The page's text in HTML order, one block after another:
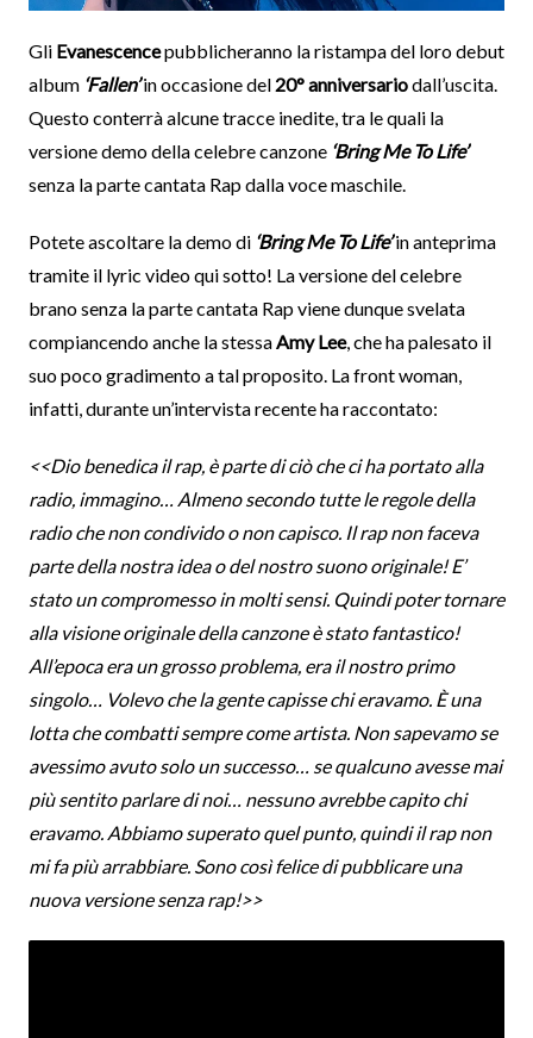
Gli Evanescencepubblicheranno la ristampa del loro debut
album ‘Fallen’in occasione del 20° anniversariodall’uscita.
Questo conterrà alcune tracce inedite, tra le quali la
versione demo della celebre canzone ‘Bring Me To Life’
senza la parte cantata Rap dalla voce maschile.
Potete ascoltare la demo di ‘Bring Me To Life’in anteprima
tramite il lyric video qui sotto! La versione del celebre
brano senza la parte cantata Rap viene dunque svelata
compiancendo anche la stessaAmy Lee, che ha palesato il
suo poco gradimento a tal proposito. La front woman,
infatti, durante un’intervista recente ha raccontato:
<<Dio benedica il rap, è parte di ciò che ci ha portato alla
radio, immagino… Almeno secondo tutte le regole della
radio che non condivido o non capisco. Il rap non faceva
parte della nostra idea o del nostro suono originale! E’
stato un compromesso in molti sensi. Quindi poter tornare
alla visione originale della canzone è stato fantastico!
All’epoca era un grosso problema, era il nostro primo
singolo… Volevo che la gente capisse chi eravamo. È una
lotta che combatti sempre come artista. Non sapevamo se
avessimo avuto solo un successo… se qualcuno avesse mai
più sentito parlare di noi… nessuno avrebbe capito chi
eravamo. Abbiamo superato quel punto, quindi il rap non
mi fa più arrabbiare. Sono così felice di pubblicare una
nuova versione senza rap!>>